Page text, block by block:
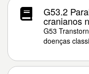
G53.2
cranianos
G53
doenças